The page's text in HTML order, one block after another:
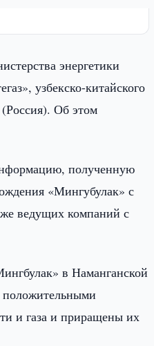
энергетики
узбекско-китайского
Об этом
полученную
«Мингубулак» с
ведущих компаний с
в Наманганской
положительными
и газа и приращены их